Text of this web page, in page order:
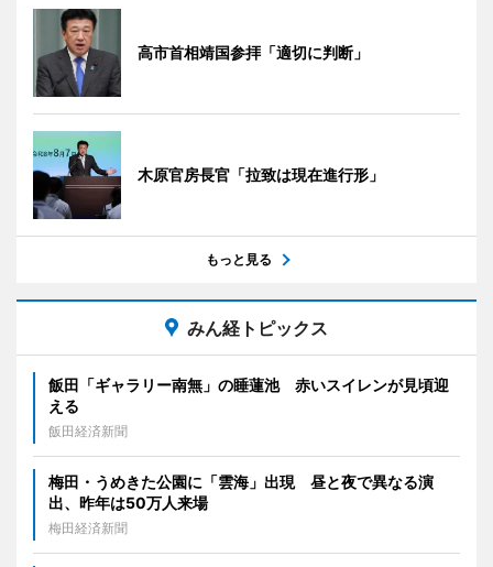
高市首相靖国参拝「適切に判断」
木原官房長官「拉致は現在進行形」
もっと見る
みん経トピックス
飯田「ギャラリー南無」の睡蓮池 赤いスイレンが見頃迎
える
飯田経済新聞
梅田・うめきた公園に「雲海」出現 昼と夜で異なる演
出、昨年は50万人来場
梅田経済新聞